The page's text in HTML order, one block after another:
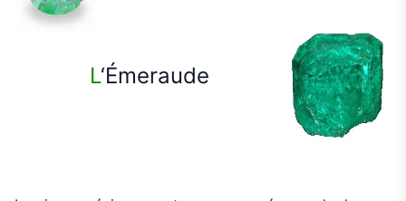
L‘Émeraude